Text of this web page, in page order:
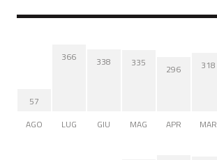
57
AGO
366
LUG
338
GIU
335
MAG
296
APR
318
MAR